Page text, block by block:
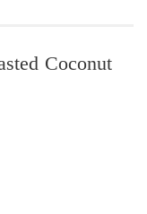
Coconut